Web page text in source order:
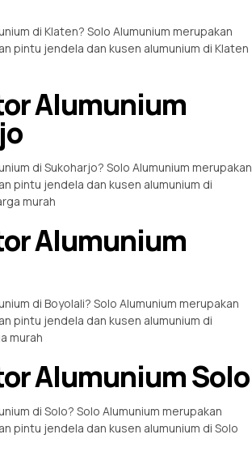
di Klaten? Solo Alumunium merupakan
pintu jendela dan kusen alumunium di Klaten
Alumunium
di Sukoharjo? Solo Alumunium merupakan
pintu jendela dan kusen alumunium di
murah
Alumunium
di Boyolali? Solo Alumunium merupakan
pintu jendela dan kusen alumunium di
murah
Alumunium Solo
di Solo? Solo Alumunium merupakan
pintu jendela dan kusen alumunium di Solo